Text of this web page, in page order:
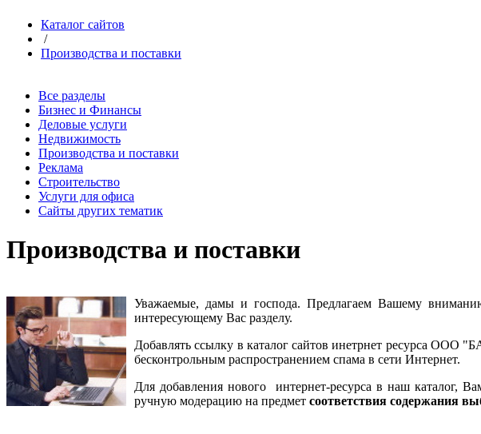
Каталог сайтов
/
Производства и поставки
Все разделы
Бизнес и Финансы
Деловые услуги
Недвижимость
Производства и поставки
Реклама
Строительство
Услуги для офиса
Сайты других тематик
Производства и поставки
Уважаемые, дамы и господа. Предлагаем Вашему
интересующему Вас разделу.
Добавлять ссылку в каталог сайтов инетрнет ресурса ООО
бесконтрольным распространением спама в сети Интернет.
Для добавления нового интернет-ресурса в наш каталог,
ручную модерацию на предмет соответствия содержания